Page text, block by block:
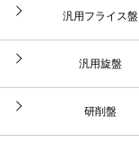
汎用フライス盤
汎用旋盤
研削盤